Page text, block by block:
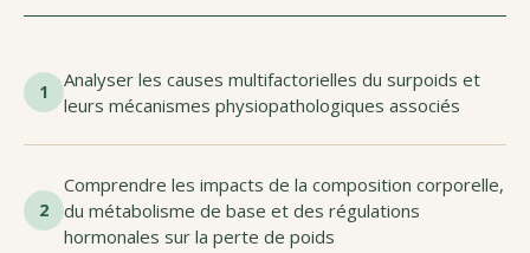
1
Analyser les causes multifactorielles du surpoids et
leurs mécanismes physiopathologiques associés
2
Comprendre les impacts de la composition corporelle,
du métabolisme de base et des régulations
hormonales sur la perte de poids